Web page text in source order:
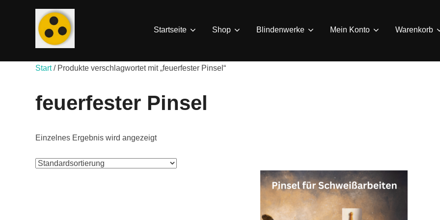
Startseite Shop Blindenwerke Mein Konto Warenkorb
Start/ Produkte verschlagwortet mit „feuerfester Pinsel“
feuerfester Pinsel
Einzelnes Ergebnis wird angezeigt